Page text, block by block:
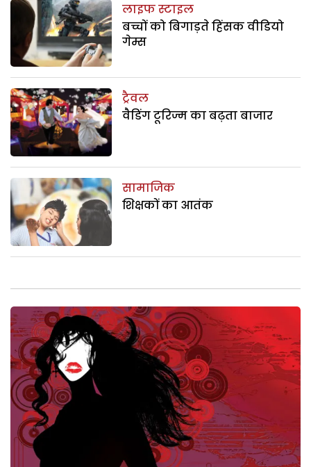
लाइफ स्टाइल
बच्चों को बिगाड़ते हिंसक वीडियो
गेम्स
ट्रैवल
वैडिंग टूरिज्म का बढ़ता बाजार
सामाजिक
शिक्षकों का आतंक